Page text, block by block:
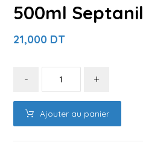
500ml Septanil
21,000 DT
- +
Ajouter au panier